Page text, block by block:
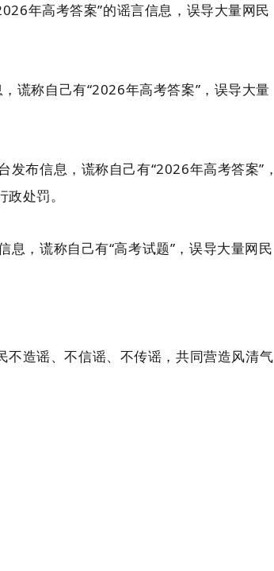
年高考答案”的谣言信息，误导大量网民
谎称自己有“2026年高考答案”，误导大量
布信息，谎称自己有“2026年高考答案”，
处罚。
，谎称自己有“高考试题”，误导大量网民
造谣、不信谣、不传谣，共同营造风清气